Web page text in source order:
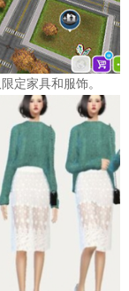
定家具和服饰。